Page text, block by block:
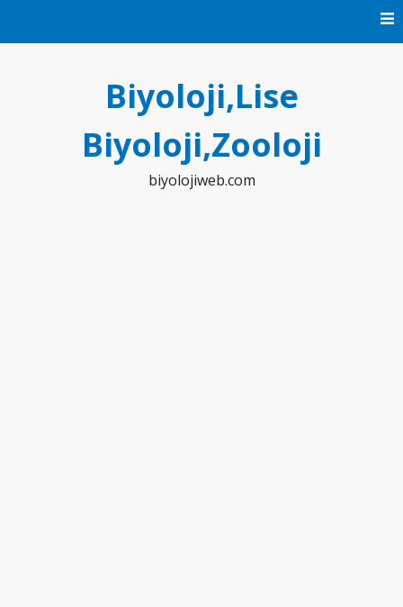
Biyoloji,Lise
Biyoloji,Zooloji
biyolojiweb.com